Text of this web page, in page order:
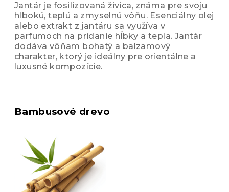
Jantár je fosilizovaná živica, známa pre svoju
hlbokú, teplú a zmyselnú vôňu. Esenciálny olej
alebo extrakt z jantáru sa využíva v
parfumoch na pridanie hĺbky a tepla. Jantár
dodáva vôňam bohatý a balzamový
charakter, ktorý je ideálny pre orientálne a
luxusné kompozície.
Bambusové drevo